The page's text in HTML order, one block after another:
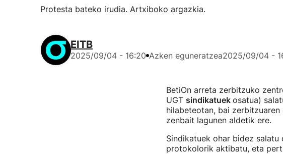
Protesta bateko irudia. Artxiboko argazkia.
EITB
2025/09/04 - 16:20 Azken eguneratzea2025/09/04 -
BetiOn arreta zerbitzuko
UGT sindikatuek osatua)
hilabeteotan, bai
zenbait lagunen aldetik ere.
Sindikatuek ohar bidez salatu
protokolorik aktibatu, eta